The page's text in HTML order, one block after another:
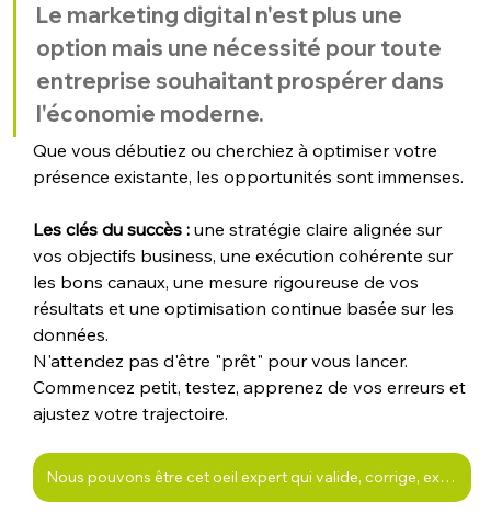
Le marketing digital n'est plus une
option mais une nécessité pour toute
entreprise souhaitant prospérer dans
l'économie moderne.
Que vous débutiez ou cherchiez à optimiser votre
présence existante, les opportunités sont immenses.
Les clés du succès : une stratégie claire alignée sur
vos objectifs business, une exécution cohérente sur
les bons canaux, une mesure rigoureuse de vos
résultats et une optimisation continue basée sur les
données.
N'attendez pas d'être "prêt" pour vous lancer.
Commencez petit, testez, apprenez de vos erreurs et
ajustez votre trajectoire.
Nous pouvons être cet oeil expert qui valide, corrige, explique, ce que vous avez mis en place